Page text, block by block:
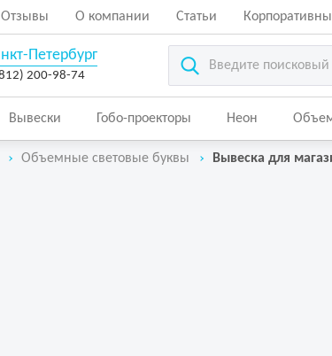
Отзывы О компании Статьи
Петербург
200-98-74
Вывески Гобо-проекторы Неон
Объемные световые буквы Вывеска для